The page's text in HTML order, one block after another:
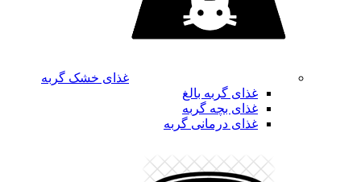
غذای خشک گربه
غذای گربه بالغ
غذای بچه گربه
غذای درمانی گربه